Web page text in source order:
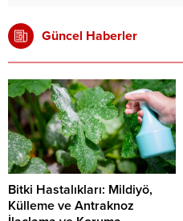
Güncel Haberler
Bitki Hastalıkları: Mildiyö,
Külleme ve Antraknoz